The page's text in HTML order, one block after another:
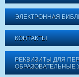
ЭЛЕКТРОННАЯ
КОНТАКТЫ
РЕКВИЗИТЫ ДЛЯ
ОБРАЗОВАТЕЛЬНЫЕ